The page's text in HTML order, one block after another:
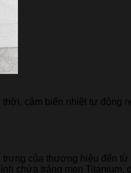
cảm biến nhiệt tự động
của thương hiệu đến
chứa tráng men Titanium,